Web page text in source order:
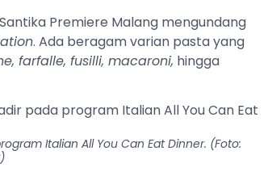
Premiere Malang mengundang
. Ada beragam varian pasta yang
farfalle, fusilli, macaroni, hingga
Italian All You Can Eat Dinner. (Foto: